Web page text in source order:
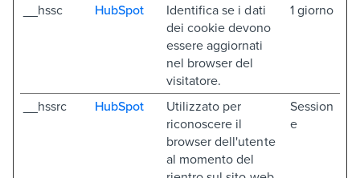
__hssc HubSpot
Identifica se i dati
dei cookie devono
essere aggiornati
nel browser del
visitatore.
1 giorno
__hssrc HubSpot
Utilizzato per
riconoscere il
browser dell'utente
al momento del
Session
e